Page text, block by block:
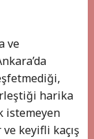
ve
harika
istemeyen
keyifli kaçış